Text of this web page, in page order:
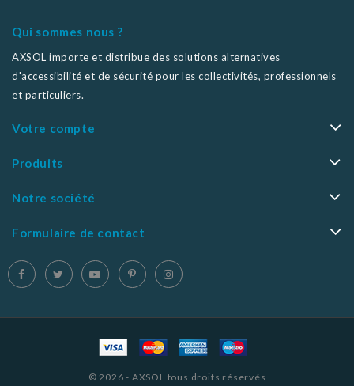
Qui sommes nous ?
AXSOL importe et distribue des solutions alternatives
d'accessibilité et de sécurité pour les collectivités, professionnels
et particuliers.
Votre compte
Produits
Notre société
Formulaire de contact
© 2026 - AXSOL tous droits réservés